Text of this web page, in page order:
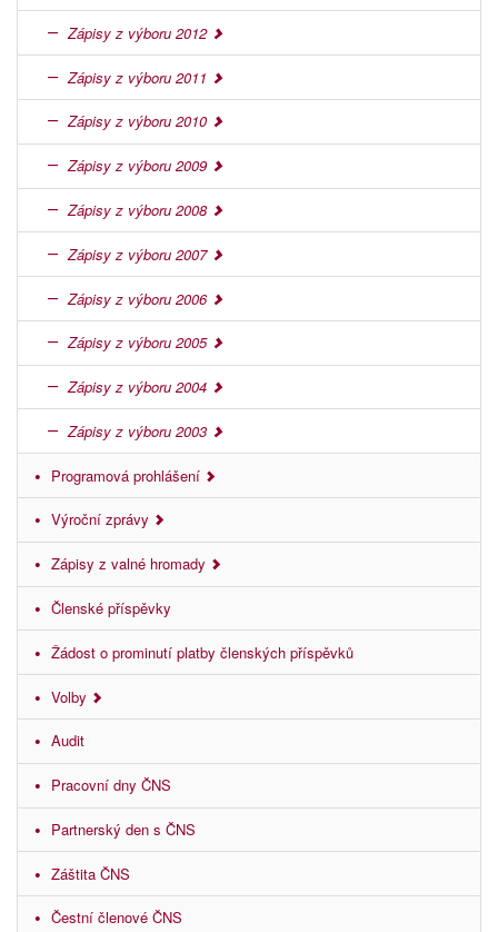
Zápisy z výboru 2012
Zápisy z výboru 2011
Zápisy z výboru 2010
Zápisy z výboru 2009
Zápisy z výboru 2008
Zápisy z výboru 2007
Zápisy z výboru 2006
Zápisy z výboru 2005
Zápisy z výboru 2004
Zápisy z výboru 2003
Programová prohlášení
Výroční zprávy
Zápisy z valné hromady
Členské příspěvky
Žádost o prominutí platby členských příspěvků
Volby
Audit
Pracovní dny ČNS
Partnerský den s ČNS
Záštita ČNS
Čestní členové ČNS